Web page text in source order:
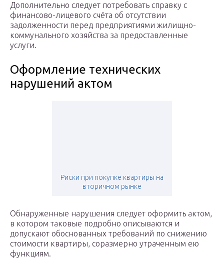
Дополнительно следует потребовать справку с
финансово-лицевого счёта об отсутствии
задолженности перед предприятиями жилищно-
коммунального хозяйства за предоставленные
услуги.
Оформление технических
нарушений актом
Риски при покупке квартиры на
вторичном рынке
Обнаруженные нарушения следует оформить актом,
в котором таковые подробно описываются и
допускают обоснованных требований по снижению
стоимости квартиры, соразмерно утраченным ею
функциям.